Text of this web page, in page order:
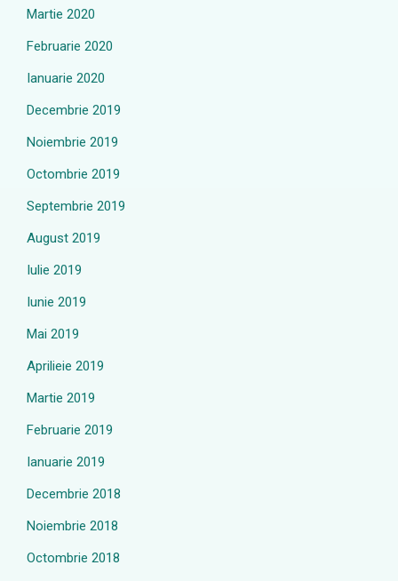
Martie 2020
Februarie 2020
Ianuarie 2020
Decembrie 2019
Noiembrie 2019
Octombrie 2019
Septembrie 2019
August 2019
Iulie 2019
Iunie 2019
Mai 2019
Aprilieie 2019
Martie 2019
Februarie 2019
Ianuarie 2019
Decembrie 2018
Noiembrie 2018
Octombrie 2018